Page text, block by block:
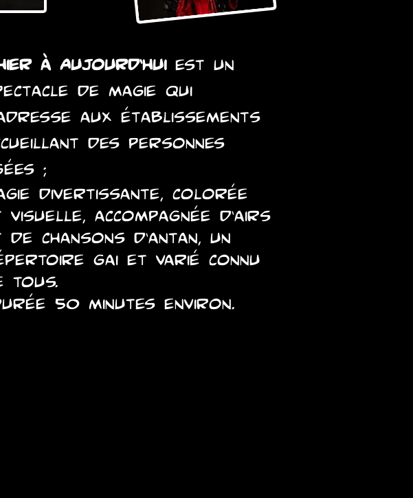
à Aujourd’huiest un
de magie qui
aux établissements
des personnes
;
divertissante, colorée
visuelle, accompagnée d’airs
de chansons d’antan, un
gai et varié connu
tous.
50 minutes environ.